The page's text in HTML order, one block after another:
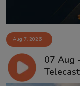
Aug 7, 2026
07 Aug